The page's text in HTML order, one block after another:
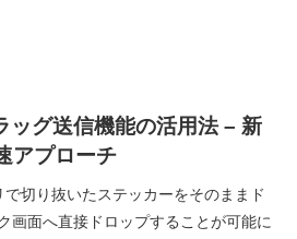
ッグ送信機能の活用法 – 新
アプローチ
切り抜いたステッカーをそのままド
画面へ直接ドロップすることが可能に